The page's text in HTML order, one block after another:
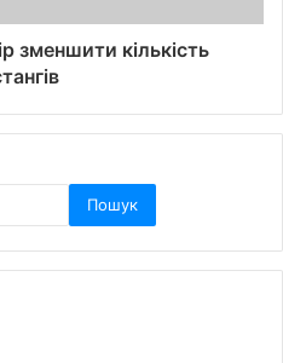
зменшити кількість
Пошук